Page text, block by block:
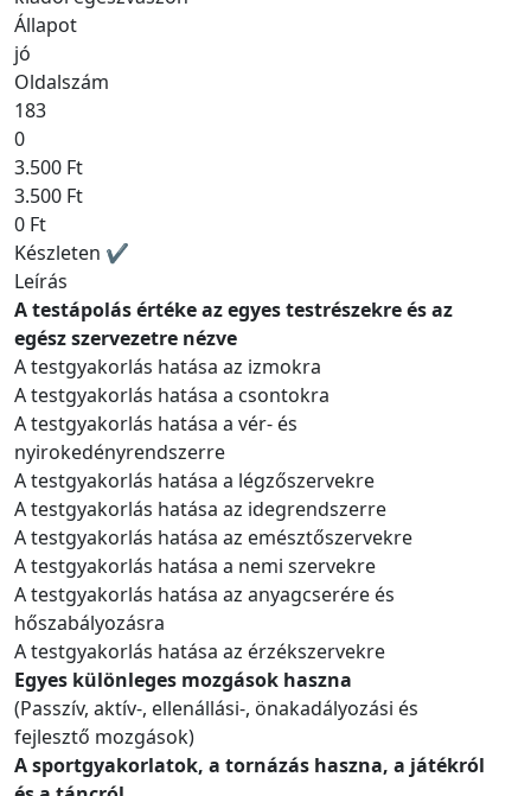
Állapot
jó
Oldalszám
183
0
3.500 Ft
3.500 Ft
0 Ft
Készleten ✔
Leírás
A testápolás értéke az egyes testrészekre és az
egész szervezetre nézve
A testgyakorlás hatása az izmokra
A testgyakorlás hatása a csontokra
A testgyakorlás hatása a vér- és
nyirokedényrendszerre
A testgyakorlás hatása a légzőszervekre
A testgyakorlás hatása az idegrendszerre
A testgyakorlás hatása az emésztőszervekre
A testgyakorlás hatása a nemi szervekre
A testgyakorlás hatása az anyagcserére és
hőszabályozásra
A testgyakorlás hatása az érzékszervekre
Egyes különleges mozgások haszna
(Passzív, aktív-, ellenállási-, önakadályozási és
fejlesztő mozgások)
A sportgyakorlatok, a tornázás haszna, a játékról